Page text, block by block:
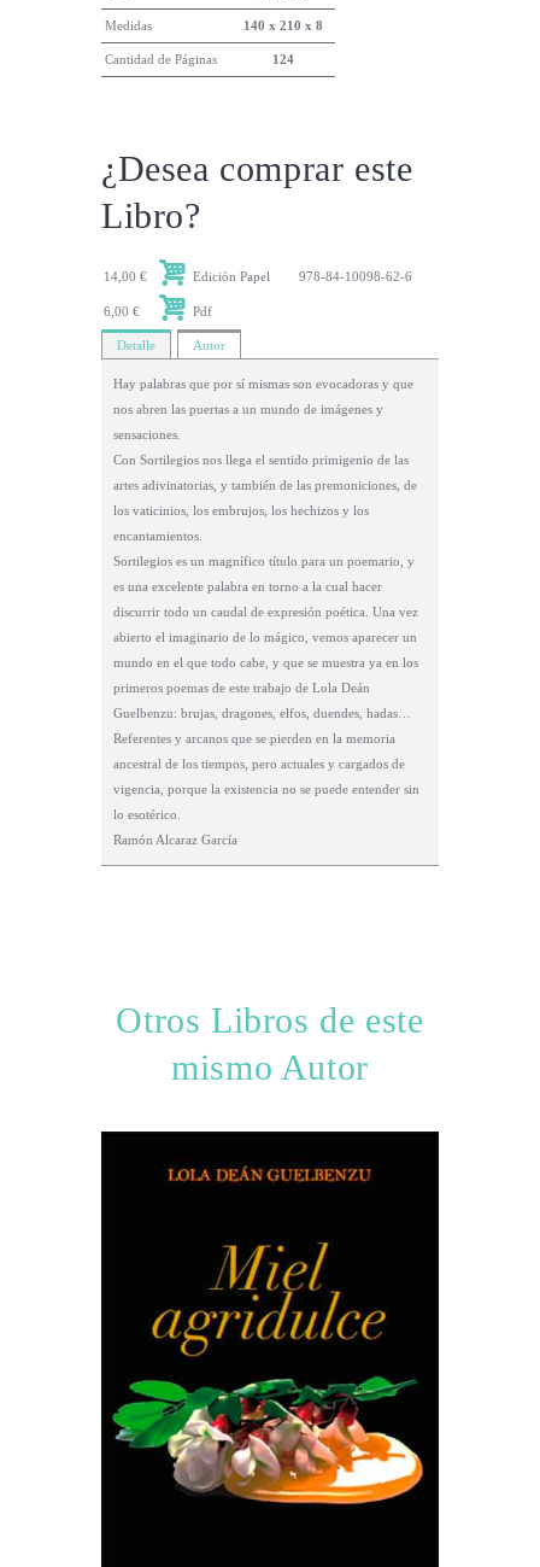
Medidas 140 x 210 x 8
Cantidad de Páginas 124
¿Desea comprar este
Libro?
14,00 € Edición Papel 978-84-10098-62-6
6,00 € Pdf
Detalle Autor
Hay palabras que por sí mismas son evocadoras y que
nos abren las puertas a un mundo de imágenes y
sensaciones.
Con Sortilegios nos llega el sentido primigenio de las
artes adivinatorias, y también de las premoniciones, de
los vaticinios, los embrujos, los hechizos y los
encantamientos.
Sortilegios es un magnífico título para un poemario, y
es una excelente palabra en torno a la cual hacer
discurrir todo un caudal de expresión poética. Una vez
abierto el imaginario de lo mágico, vemos aparecer un
mundo en el que todo cabe, y que se muestra ya en los
primeros poemas de este trabajo de Lola Deán
Guelbenzu: brujas, dragones, elfos, duendes, hadas…
Referentes y arcanos que se pierden en la memoria
ancestral de los tiempos, pero actuales y cargados de
vigencia, porque la existencia no se puede entender sin
lo esotérico.
Ramón Alcaraz García
Otros Libros de este
mismo Autor